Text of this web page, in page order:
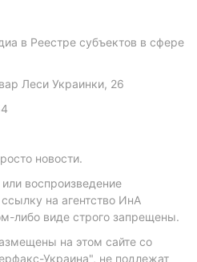
в Реестре субъектов в сфере
Леси Украинки, 26
новости.
воспроизведение
на агентство ИнА
либо виде строго запрещены.
на этом сайте со
Украина", не подлежат